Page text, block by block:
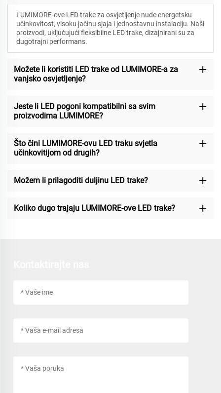
LUMIMORE-ove LED trake za osvjetljenje nude energetsku
učinkovitost, visoku jačinu sjaja i jednostavnu instalaciju. Naši
proizvodi, uključujući fleksibilne LED trake, dizajnirani su za
dugotrajni performans.
Možete li koristiti LED trake od LUMIMORE-a za
vanjsko osvjetljenje?
Jeste li LED pogoni kompatibilni sa svim
proizvodima LUMIMORE?
Što čini LUMIMORE-ovu LED traku svjetla
učinkovitijom od drugih?
Možem li prilagoditi duljinu LED trake?
Koliko dugo trajaju LUMIMORE-ove LED trake?